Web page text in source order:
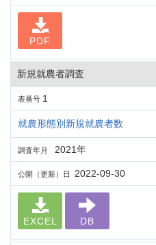
PDF
新規就農者調査
表番号 1
就農形態別新規就農者数
調査年月 2021年
公開（更新）日 2022-09-30
EXCEL DB